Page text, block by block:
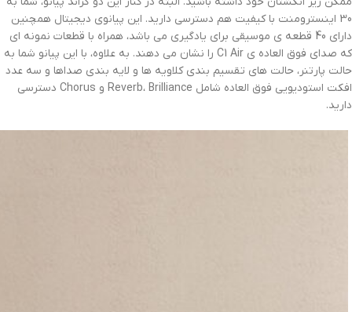
30 اینسترومنت با کیفیت هم دسترسی دارید. این پیانوی دیجیتال همچنین
دارای 40 قطعه ی موسیقی برای یادگیری می باشد، همراه با قطعات نمونه ای
که صدای فوق العاده ی C1 Air را نشان می دهند. به علاوه، با این پیانو شما به
حالت پارتنر، حالت های تقسیم بندی کلاویه ها و لایه بندی صداها و سه عدد
افکت استودیویی فوق العاده شامل Reverb، Brilliance و Chorus دسترسی
دارید.